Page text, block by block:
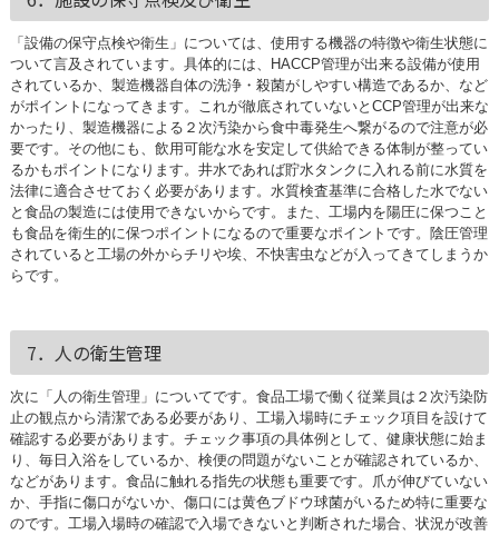
「設備の保守点検や衛生」については、使用する機器の特徴や衛生状態に
ついて言及されています。具体的には、HACCP管理が出来る設備が使用
されているか、製造機器自体の洗浄・殺菌がしやすい構造であるか、など
がポイントになってきます。これが徹底されていないとCCP管理が出来な
かったり、製造機器による２次汚染から食中毒発生へ繋がるので注意が必
要です。その他にも、飲用可能な水を安定して供給できる体制が整ってい
るかもポイントになります。井水であれば貯水タンクに入れる前に水質を
法律に適合させておく必要があります。水質検査基準に合格した水でない
と食品の製造には使用できないからです。また、工場内を陽圧に保つこと
も食品を衛生的に保つポイントになるので重要なポイントです。陰圧管理
されていると工場の外からチリや埃、不快害虫などが入ってきてしまうか
らです。
7．人の衛生管理
次に「人の衛生管理」についてです。食品工場で働く従業員は２次汚染防
止の観点から清潔である必要があり、工場入場時にチェック項目を設けて
確認する必要があります。チェック事項の具体例として、健康状態に始ま
り、毎日入浴をしているか、検便の問題がないことが確認されているか、
などがあります。食品に触れる指先の状態も重要です。爪が伸びていない
か、手指に傷口がないか、傷口には黄色ブドウ球菌がいるため特に重要な
のです。工場入場時の確認で入場できないと判断された場合、状況が改善